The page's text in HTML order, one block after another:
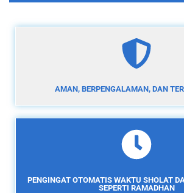
AMAN, BERPENGALAMAN, DAN
PENGINGAT OTOMATIS WAKTU SHOLAT
SEPERTI RAMADHAN